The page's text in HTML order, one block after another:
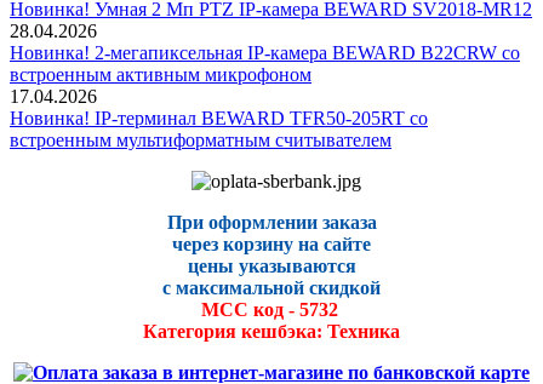
Новинка! Умная 2 Мп PTZ IP-камера BEWARD SV2018-MR12
28.04.2026
Новинка! 2-мегапиксельная IP-камера BEWARD B22CRW со
встроенным активным микрофоном
17.04.2026
Новинка! IP-терминал BEWARD TFR50-205RT со
встроенным мультиформатным считывателем
При оформлении заказа
через корзину на сайте
цены указываются
с максимальной скидкой
МСС код - 5732
Категория кешбэка: Техника